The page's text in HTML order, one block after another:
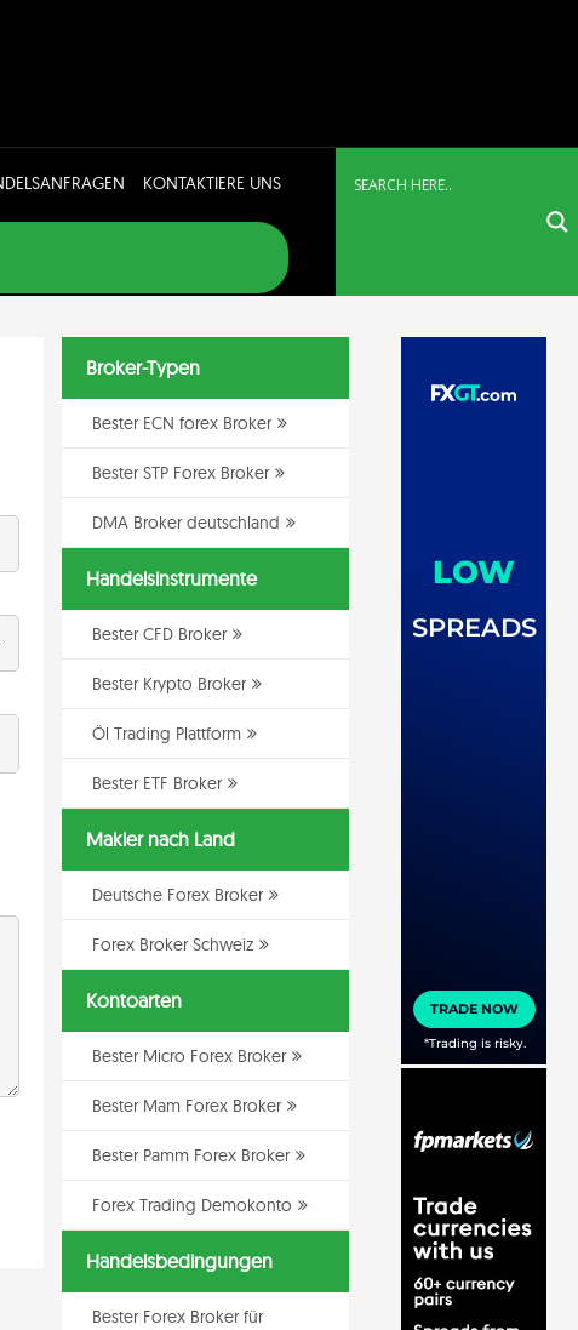
KONTAKTIERE UNS
Broker-Typen
Bester ECN forex Broker
Bester STP Forex Broker
DMA Broker deutschland
Handelsinstrumente
Bester CFD Broker
Bester Krypto Broker
Öl Trading Plattform
Bester ETF Broker
Makler nach Land
Deutsche Forex Broker
Forex Broker Schweiz
Kontoarten
Bester Micro Forex Broker
Bester Mam Forex Broker
Bester Pamm Forex Broker
Forex Trading Demokonto
Handelsbedingungen
Bester Forex Broker für